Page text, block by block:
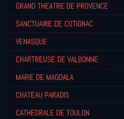
GRAND THEATRE DE PROVENCE
SANCTUAIRE DE COTIGNAC
VENASQUE
CHARTREUSE DE VALBONNE
MARIE DE MAGDALA
CHATEAU PARADIS
CATHEDRALE DE TOULON